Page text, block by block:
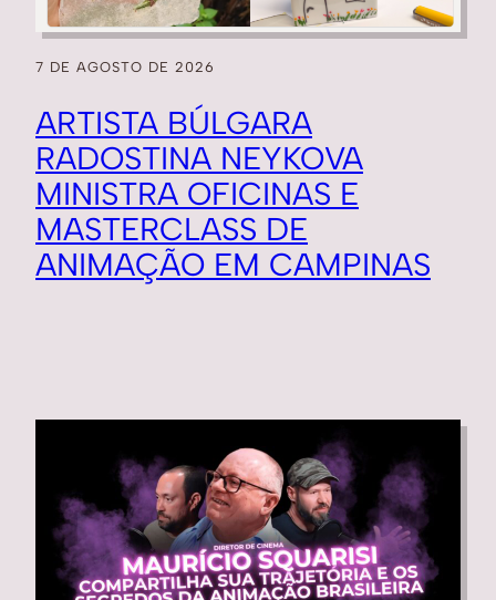
7 DE AGOSTO DE 2026
ARTISTA BÚLGARA
RADOSTINA NEYKOVA
MINISTRA OFICINAS E
MASTERCLASS DE
ANIMAÇÃO EM CAMPINAS